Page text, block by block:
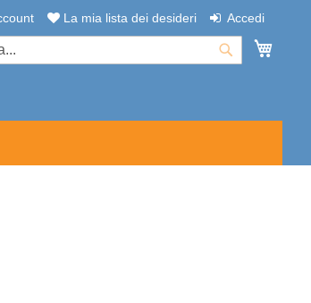
La mia lista dei desideri Accedi